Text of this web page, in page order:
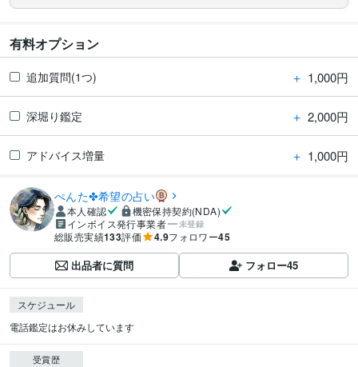
有料オプション
追加質問(1つ) ＋ 1,000円
深堀り鑑定 ＋ 2,000円
アドバイス増量 ＋ 1,000円
ぺんた✤希望の占い
本人確認
機密保持契約(NDA)
インボイス発行事業者
未登録
総販売実績133評価 4.9フォロワー45
出品者に質問 フォロー45
スケジュール
電話鑑定はお休みしています
受賞歴